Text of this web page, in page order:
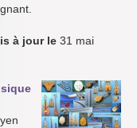
à jour le 31 mai